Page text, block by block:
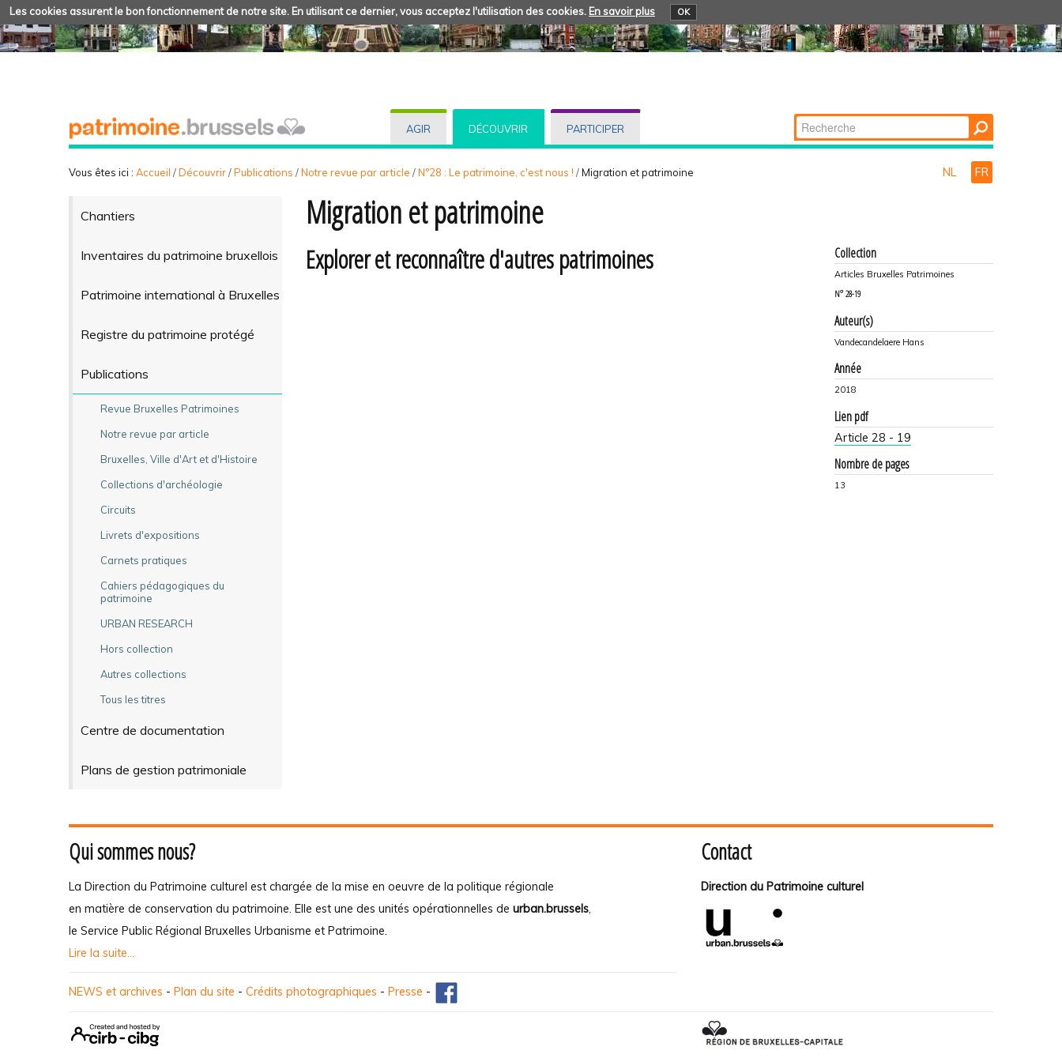
Les cookies assurent le bon fonctionnement de notre site. En utilisant ce dernier, vous acceptez l'utilisation des cookies. En savoir plus OK
AGIR DÉCOUVRIR PARTICIPER Chercher par
Recherche
Vous êtes ici : Accueil /Découvrir/Publications /Notre revue par article /N°28 : Le patrimoine, c'est nous ! /Migration et patrimoine NL FR
Chantiers
Inventaires du patrimoine bruxellois
Patrimoine international à Bruxelles
Registre du patrimoine protégé
Publications
Revue Bruxelles Patrimoines
Notre revue par article
Bruxelles, Ville d'Art et d'Histoire
Collections d'archéologie
Circuits
Livrets d'expositions
Carnets pratiques
Cahiers pédagogiques du
patrimoine
URBAN RESEARCH
Hors collection
Autres collections
Tous les titres
Centre de documentation
Plans de gestion patrimoniale
Migration et patrimoine
Explorer et reconnaître d'autres patrimoines Collection
Articles Bruxelles Patrimoines
N° 28-19
Auteur(s)
Vandecandelaere Hans
Année
2018
Lien pdf
Article 28 - 19
Nombre de pages
13
Qui sommes nous?
La Direction du Patrimoine culturel est chargée de la mise en oeuvre de la politique régionale
en matière de conservation du patrimoine. Elle est une des unités opérationnelles de urban.brussels,
le Service Public Régional Bruxelles Urbanisme et Patrimoine.
Lire la suite...
Contact
Direction du Patrimoine culturel
NEWS et archives - Plan du site - Crédits photographiques - Presse -